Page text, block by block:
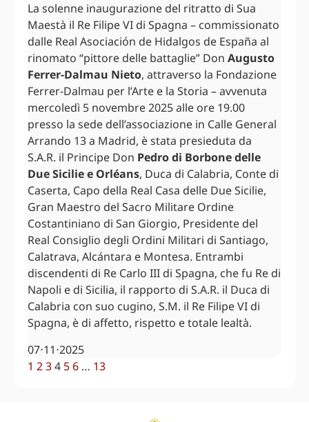
La solenne inaugurazione del ritratto di Sua
Maestà il Re Filipe VI di Spagna – commissionato
dalle Real Asociación de Hidalgos de España al
rinomato “pittore delle battaglie” Don Augusto
Ferrer-Dalmau Nieto, attraverso la Fondazione
Ferrer-Dalmau per l’Arte e la Storia – avvenuta
mercoledì 5 novembre 2025 alle ore 19.00
presso la sede dell’associazione in Calle General
Arrando 13 a Madrid, è stata presieduta da
S.A.R. il Principe Don Pedro di Borbone delle
Due Sicilie e Orléans, Duca di Calabria, Conte di
Caserta, Capo della Real Casa delle Due Sicilie,
Gran Maestro del Sacro Militare Ordine
Costantiniano di San Giorgio, Presidente del
Real Consiglio degli Ordini Militari di Santiago,
Calatrava, Alcántara e Montesa. Entrambi
discendenti di Re Carlo III di Spagna, che fu Re di
Napoli e di Sicilia, il rapporto di S.A.R. il Duca di
Calabria con suo cugino, S.M. il Re Filipe VI di
Spagna, è di affetto, rispetto e totale lealtà.
07⋅11⋅2025
1 234 56 … 13